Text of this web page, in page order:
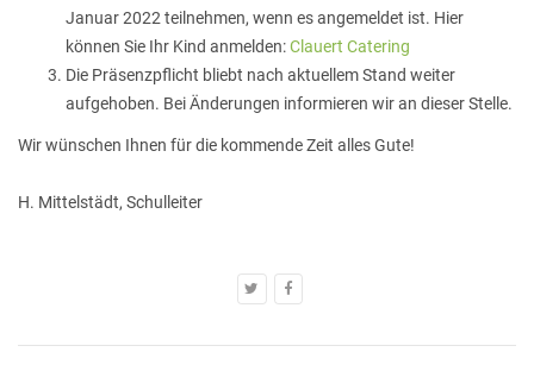
Januar 2022 teilnehmen, wenn es angemeldet ist. Hier
können Sie Ihr Kind anmelden:Clauert Catering
Die Präsenzpflicht bliebt nach aktuellem Stand weiter
aufgehoben. Bei Änderungen informieren wir an dieser Stelle.
Wir wünschen Ihnen für die kommende Zeit alles Gute!
H. Mittelstädt, Schulleiter